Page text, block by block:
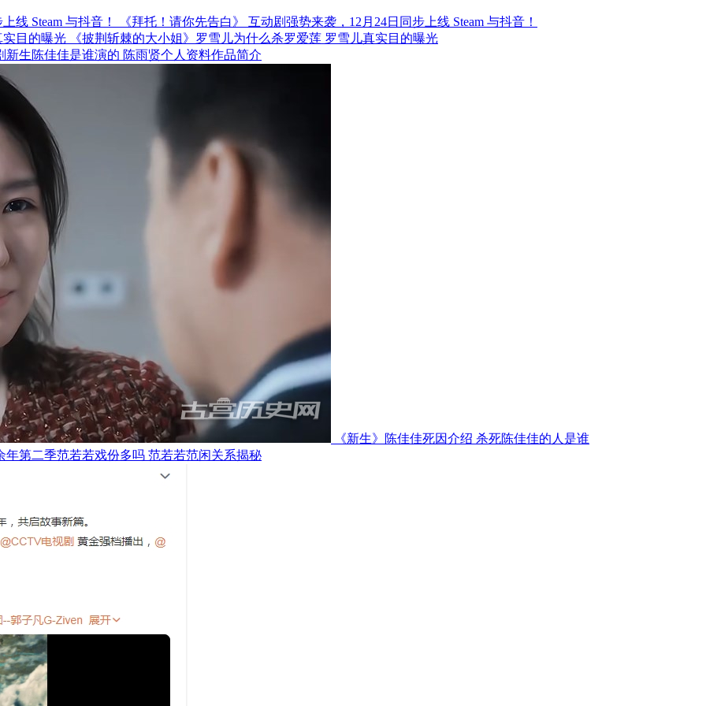
《拜托！请你先告白》 互动剧强势来袭，12月24日同步上线 Steam 与抖音！
《披荆斩棘的大小姐》罗雪儿为什么杀罗爱莲 罗雪儿真实目的曝光
新生陈佳佳是谁演的 陈雨贤个人资料作品简介
《新生》陈佳佳死因介绍 杀死陈佳佳的人是谁
年第二季范若若戏份多吗 范若若范闲关系揭秘